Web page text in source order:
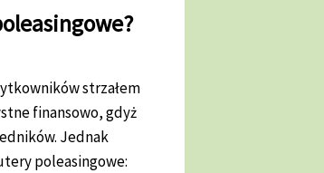
strzałem
finansowo, gdyż
Jednak
poleasingowe: